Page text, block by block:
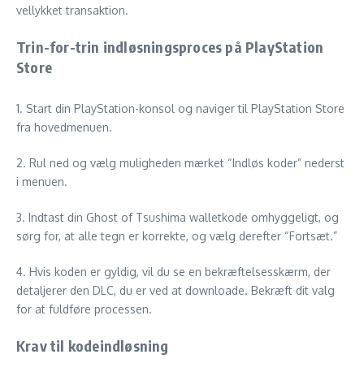
vellykket transaktion.
Trin-for-trin indløsningsproces på PlayStation
Store
1. Start din PlayStation-konsol og naviger til PlayStation Store
fra hovedmenuen.
2. Rul ned og vælg muligheden mærket “Indløs koder” nederst
i menuen.
3. Indtast din Ghost of Tsushima walletkode omhyggeligt, og
sørg for, at alle tegn er korrekte, og vælg derefter “Fortsæt.”
4. Hvis koden er gyldig, vil du se en bekræftelsesskærm, der
detaljerer den DLC, du er ved at downloade. Bekræft dit valg
for at fuldføre processen.
Krav til kodeindløsning